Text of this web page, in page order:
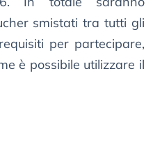
smistati tra tutti gli
per partecipare,
è possibile utilizzare il